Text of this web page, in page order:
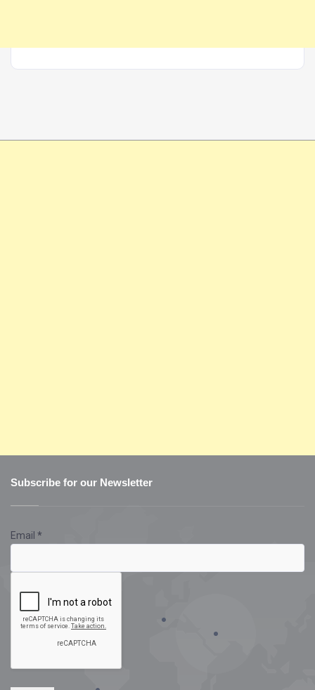
Subscribe for our Newsletter
Email *